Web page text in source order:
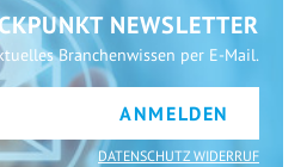
NEWSLETTER
Branchenwissen per E-Mail.
ANMELDEN
DATENSCHUTZ WIDERRUF